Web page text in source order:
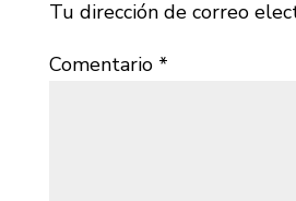
Tu dirección de correo
Comentario *